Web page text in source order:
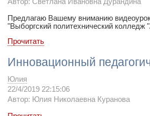
Предлагаю Вашему вниманию
"Выборгский политехнический
Прочитать
Инновационный
Юлия
22/4/2019 22:15:06
Автор: Юлия Николаевна Куранова